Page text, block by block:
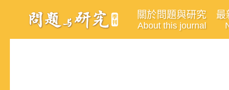
關於問題與研究
About this journal
最